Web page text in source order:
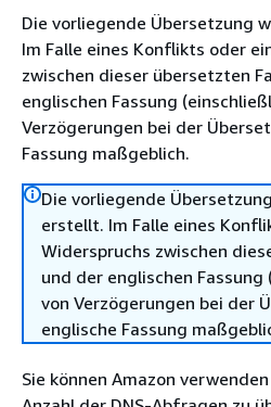
Die vorliegende Übersetzung
Im Falle eines Konflikts oder
zwischen dieser übersetzten
englischen Fassung
Verzögerungen bei der
Fassung maßgeblich.
Die vorliegende
erstellt. Im Falle eines
Widerspruchs zwischen
und der englischen
von Verzögerungen bei der
englische Fassung
Sie können Amazon